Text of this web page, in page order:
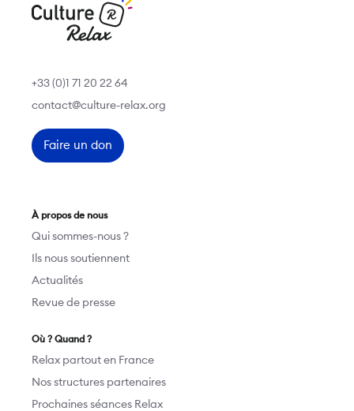
+33 (0)1 71 20 22 64
contact@culture-relax.org
Faire un don
À propos de nous
Qui sommes-nous ?
Ils nous soutiennent
Actualités
Revue de presse
Où ? Quand ?
Relax partout en France
Nos structures partenaires
Prochaines séances Relax